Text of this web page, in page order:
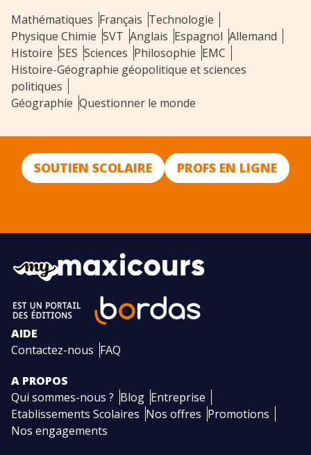
Mathématiques Français Technologie
Physique Chimie SVT Anglais Espagnol Allemand
Histoire SES Sciences Philosophie EMC
Histoire-Géographie géopolitique et sciences
politiques
Géographie Questionner le monde
SOUTIEN SCOLAIRE PROFS EN LIGNE
AIDE
Contactez-nous FAQ
A PROPOS
Qui sommes-nous ? Blog Entreprise
Etablissements Scolaires Nos offres Promotions
Nos engagements